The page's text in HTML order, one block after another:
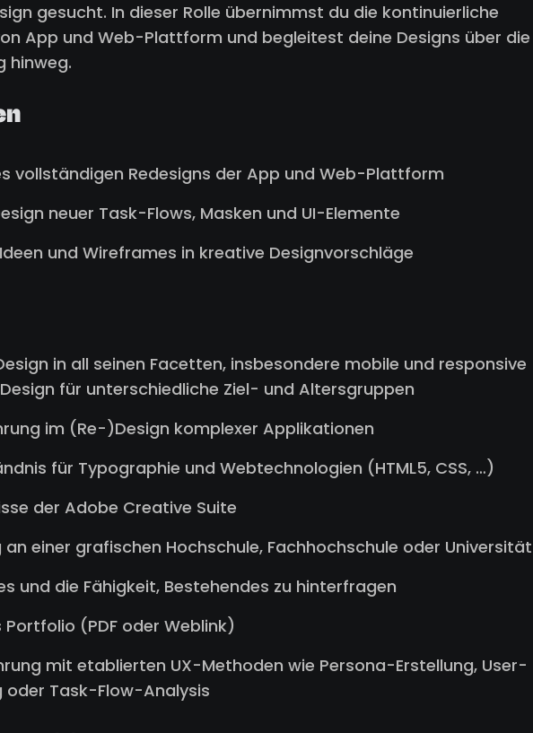
gesucht. In dieser Rolle übernimmst du die kontinuierliche
App und Web-Plattform und begleitest deine Designs über die
hinweg.
vollständigen Redesigns der App und Web-Plattform
neuer Task-Flows, Masken und UI-Elemente
und Wireframes in kreative Designvorschläge
in all seinen Facetten, insbesondere mobile und responsive
für unterschiedliche Ziel- und Altersgruppen
im (Re-)Design komplexer Applikationen
für Typographie und Webtechnologien (HTML5, CSS, …)
der Adobe Creative Suite
einer grafischen Hochschule, Fachhochschule oder Universität
und die Fähigkeit, Bestehendes zu hinterfragen
(PDF oder Weblink)
mit etablierten UX-Methoden wie Persona-Erstellung, User-
Task-Flow-Analysis